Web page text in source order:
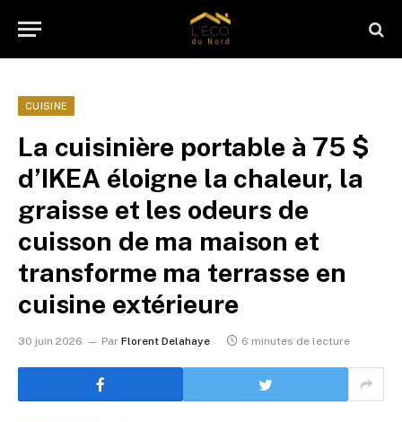
CUISINE
La cuisinière portable à 75 $
d’IKEA éloigne la chaleur, la
graisse et les odeurs de
cuisson de ma maison et
transforme ma terrasse en
cuisine extérieure
30 juin 2026 Par Florent Delahaye 6 minutes de lecture